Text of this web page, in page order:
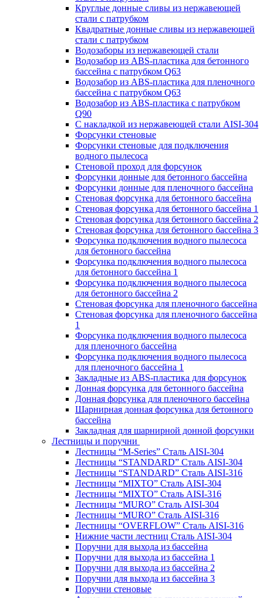
Круглые донные сливы из нержавеющей
стали с патрубком
Квадратные донные сливы из нержавеющей
стали с патрубком
Водозаборы из нержавеющей стали
Водозабор из ABS-пластика для бетонного
бассейна с патрубком Q63
Водозабор из ABS-пластика для пленочного
бассейна с патрубком Q63
Водозабор из ABS-пластика с патрубком
Q90
С накладкой из нержавеющей стали AISI-304
Форсунки стеновые
Форсунки стеновые для подключения
водного пылесоса
Стеновой проход для форсунок
Форсунки донные для бетонного бассейна
Форсунки донные для пленочного бассейна
Стеновая форсунка для бетонного бассейна
Стеновая форсунка для бетонного бассейна 1
Стеновая форсунка для бетонного бассейна 2
Стеновая форсунка для бетонного бассейна 3
Форсунка подключения водного пылесоса
для бетонного бассейна
Форсунка подключения водного пылесоса
для бетонного бассейна 1
Форсунка подключения водного пылесоса
для бетонного бассейна 2
Стеновая форсунка для пленочного бассейна
Стеновая форсунка для пленочного бассейна
1
Форсунка подключения водного пылесоса
для пленочного бассейна
Форсунка подключения водного пылесоса
для пленочного бассейна 1
Закладные из ABS-пластика для форсунок
Донная форсунка для бетонного бассейна
Донная форсунка для пленочного бассейна
Шарнирная донная форсунка для бетонного
бассейна
Закладная для шарнирной донной форсунки
Лестницы и поручни
Лестницы “M-Series” Сталь AISI-304
Лестницы “STANDARD” Сталь AISI-304
Лестницы “STANDARD” Сталь AISI-316
Лестницы “MIXTO” Сталь AISI-304
Лестницы “MIXTO” Сталь AISI-316
Лестницы “MURO” Сталь AISI-304
Лестницы “MURO” Сталь AISI-316
Лестницы “OVERFLOW” Сталь AISI-316
Нижние части лестниц Сталь AISI-304
Поручни для выхода из бассейна
Поручни для выхода из бассейна 1
Поручни для выхода из бассейна 2
Поручни для выхода из бассейна 3
Поручни стеновые